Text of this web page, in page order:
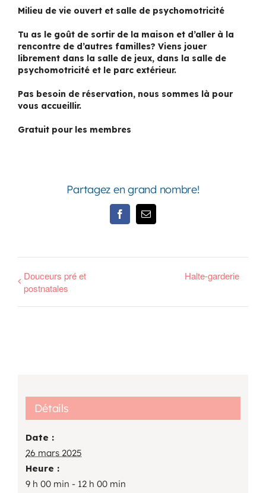
Milieu de vie ouvert et salle de psychomotricité
Tu as le goût de sortir de la maison et d’aller à la
rencontre de d’autres familles? Viens jouer
librement dans la salle de jeux, dans la salle de
psychomotricité et le parc extérieur.
Pas besoin de réservation, nous sommes là pour
vous accueillir.
Gratuit pour les membres
Partagez en grand nombre!
FacebookEmail
Douceurs pré et
postnatales
Halte-garderie
Détails
Date :
26 mars 2025
Heure :
9 h 00 min - 12 h 00 min